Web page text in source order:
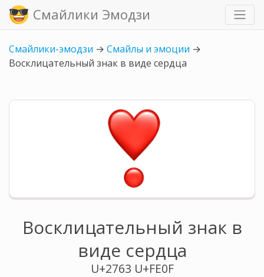
Смайлики Эмодзи
Смайлики-эмодзи → Смайлы и эмоции →
Восклицательный знак в виде сердца
Восклицательный знак в
виде сердца
U+2763 U+FE0F